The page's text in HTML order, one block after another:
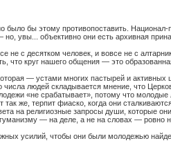
бы этому противопоставить. Национал-
увы... объективно они есть архивная
с десятком человек, и вовсе не с
что круг нашего общения — это
— устами многих пастырей и
людей складывается мнение, что
«не срабатывает», потому что
же, терпит фиаско, когда они
на религиозные запросы души, которые
— на деле, а не на словах — ровно
усилий, чтобы они были молодежью